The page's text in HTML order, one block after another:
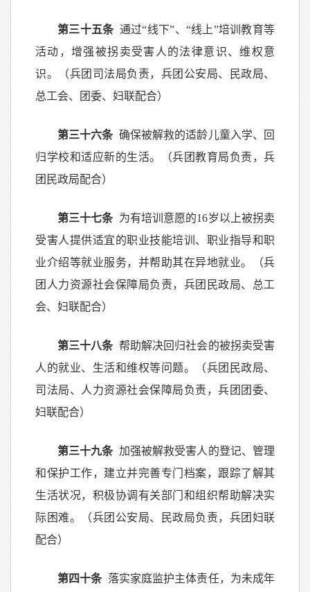
第三十五条 通过“线下”、“线上”培训教育等
活动，增强被拐卖受害人的法律意识、维权意
识。（兵团司法局负责，兵团公安局、民政局、
总工会、团委、妇联配合）
第三十六条 确保被解救的适龄儿童入学、回
归学校和适应新的生活。（兵团教育局负责，兵
团民政局配合）
第三十七条 为有培训意愿的16岁以上被拐卖
受害人提供适宜的职业技能培训、职业指导和职
业介绍等就业服务，并帮助其在异地就业。（兵
团人力资源社会保障局负责，兵团民政局、总工
会、妇联配合）
第三十八条 帮助解决回归社会的被拐卖受害
人的就业、生活和维权等问题。（兵团民政局、
司法局、人力资源社会保障局负责，兵团团委、
妇联配合）
第三十九条 加强被解救受害人的登记、管理
和保护工作，建立并完善专门档案，跟踪了解其
生活状况，积极协调有关部门和组织帮助解决实
际困难。（兵团公安局、民政局负责，兵团妇联
配合）
第四十条 落实家庭监护主体责任，为未成年